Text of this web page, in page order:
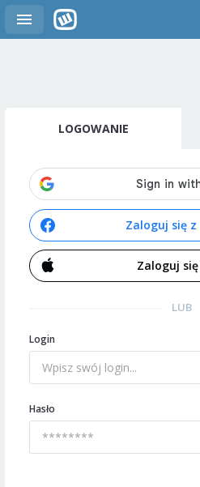
LOGOWANIE
Zaloguj się z
Zaloguj
LUB
Login
Hasło